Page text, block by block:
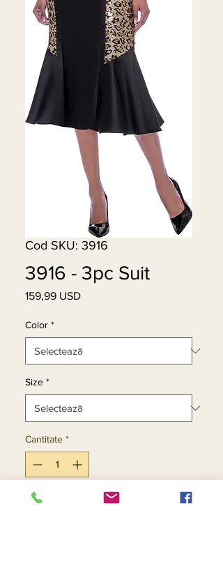
Cod SKU: 3916
3916 - 3pc Suit
159,99 USDPreț
Color *
Size *
Cantitate *
Adaugă în coș